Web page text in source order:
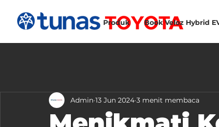
Produk Book Veloz Hybrid
Admin 13 Jun 2024 3 menit membaca